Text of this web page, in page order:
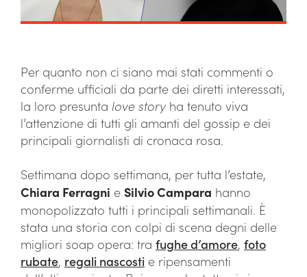
Per quanto non ci siano mai stati commenti o
conferme ufficiali da parte dei diretti interessati,
la loro presunta love story ha tenuto viva
l’attenzione di tutti gli amanti del gossip e dei
principali giornalisti di cronaca rosa.
Settimana dopo settimana, per tutta l’estate,
Chiara Ferragni e Silvio Campara hanno
monopolizzato tutti i principali settimanali. È
stata una storia con colpi di scena degni delle
migliori soap opera: tra fughe d’amore, foto
rubate, regali nascosti e ripensamenti